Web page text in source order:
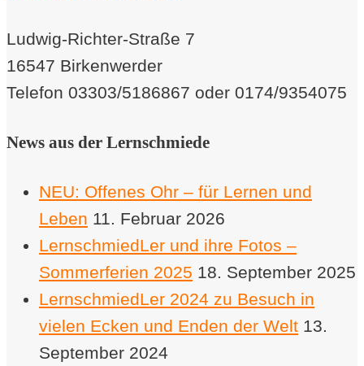
Ludwig-Richter-Straße 7
16547 Birkenwerder
Telefon 03303/5186867 oder 0174/9354075
News aus der Lernschmiede
NEU: Offenes Ohr – für Lernen und
Leben 11. Februar 2026
LernschmiedLer und ihre Fotos –
Sommerferien 2025 18. September 2025
LernschmiedLer 2024 zu Besuch in
vielen Ecken und Enden der Welt 13.
September 2024